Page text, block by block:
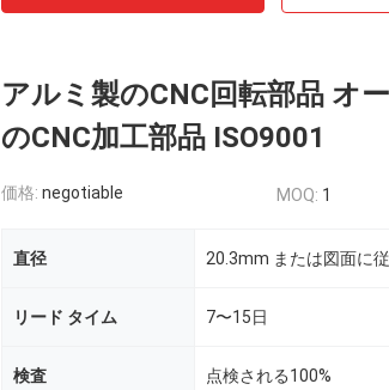
アルミ製のCNC回転部品 オ
のCNC加工部品 ISO9001
価格: negotiable MOQ: 1
直径 20.3mm または図面に
リード タイム 7〜15日
検査 点検される100%